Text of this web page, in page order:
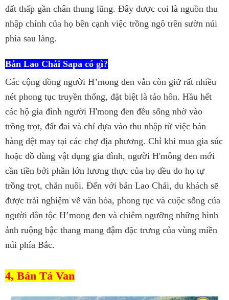
đất thấp gần chân thung lũng. Đây được coi là nguồn thu
nhập chính của họ bên cạnh việc trồng ngô trên sườn núi
phía sau làng.
Bản Lao Chải Sapa có gì?
Các cộng đồng người H’mong đen vẫn còn giữ rất nhiều
nét phong tục truyền thống, đặt biệt là tảo hôn. Hầu hết
các hộ gia đình người H'mong đen đều sống nhờ vào
trồng trọt, đất đai và chỉ dựa vào thu nhập từ việc bán
hàng dệt may tại các chợ địa phương. Chỉ khi mua gia súc
hoặc đồ dùng vật dụng gia đình, người H'mông đen mới
cần tiền bởi phần lớn lương thực của họ đều do họ tự
trồng trọt, chăn nuôi. Đến với bản Lao Chải, du khách sẽ
được trải nghiệm về văn hóa, phong tục và cuộc sống của
người dân tộc H’mong đen và chiêm ngưỡng những hình
ảnh ruộng bậc thang mang đậm đặc trưng của vùng miền
núi phía Bắc.
4, Bản Tả Van